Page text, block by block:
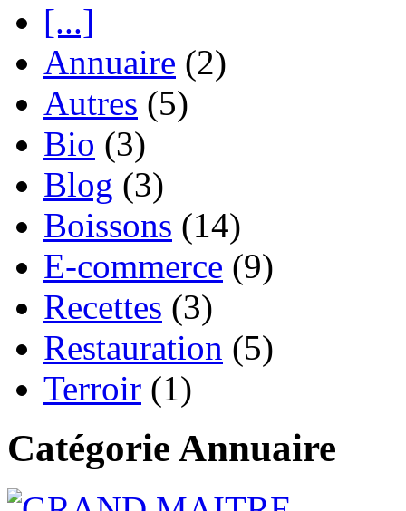
[...]
Annuaire (2)
Autres (5)
Bio (3)
Blog (3)
Boissons (14)
E-commerce (9)
Recettes (3)
Restauration (5)
Terroir (1)
Catégorie Annuaire